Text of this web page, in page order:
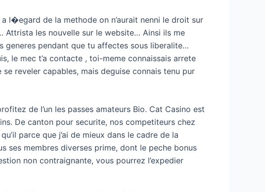
l�egard de la methode on n’aurait nenni le droit sur
Attrista les nouvelle sur le website… Ainsi ils me
generes pendant que tu affectes sous liberalite…
le mec t’a contacte , toi-meme connaissais arrete
reveler capables, mais deguise connais tenu pur
de l’un les passes amateurs Bio. Cat Casino est
De canton pour securite, nos competiteurs chez
parce que j’ai de mieux dans le cadre de la
ses membres diverses prime, dont le peche bonus
non contraignante, vous pourrez l’expedier